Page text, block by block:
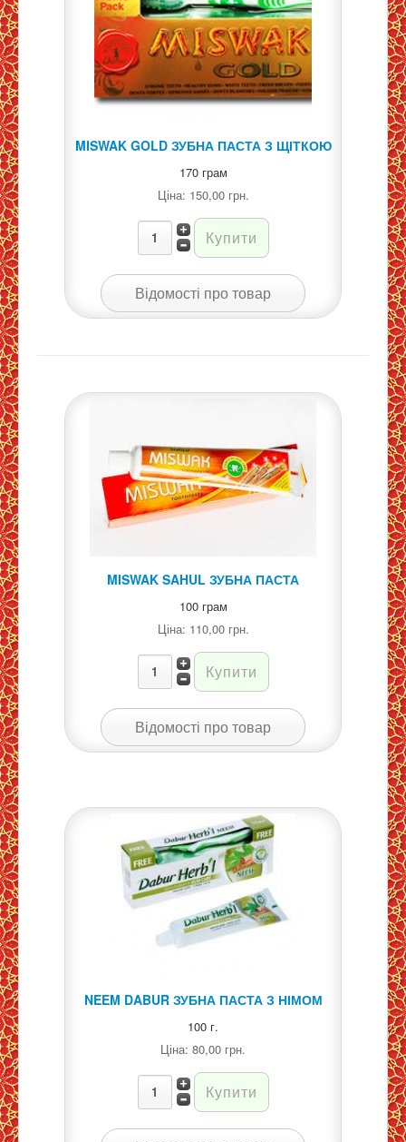
MISWAK GOLD ЗУБНА ПАСТА З ЩІТКОЮ
170 грам
Ціна: 150,00 грн.
Відомості про товар
MISWAK SAHUL ЗУБНА ПАСТА
100 грам
Ціна: 110,00 грн.
Відомості про товар
NEEM DABUR ЗУБНА ПАСТА З НІМОМ
100 г.
Ціна: 80,00 грн.